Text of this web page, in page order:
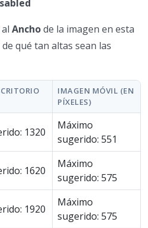
Anchode la imagen en esta
qué tan altas sean las
IMAGEN MÓVIL (EN
PÍXELES)
1320
Máximo
sugerido: 551
1620
Máximo
sugerido: 575
1920
Máximo
sugerido: 575